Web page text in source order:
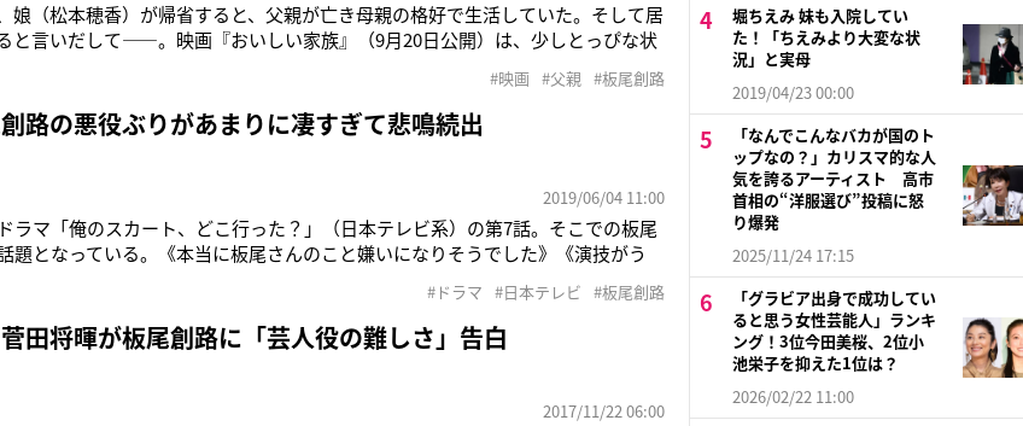
娘（松本穂香）が帰省すると、父親が亡き母親の格好で生活していた。そして居
と言いだして――。映画『おいしい家族』（9月20日公開）は、少しとっぴな状
が好きなんだろうなと思いましたね。ジェンダー的なことや性別を超えて、人と
ろうと思
#映画 #父親 #板尾創路
創路の悪役ぶりがあまりに凄すぎて悲鳴続出
2019/06/04 11:00
ラマ「俺のスカート、どこ行った？」（日本テレビ系）の第7話。そこでの板尾
題となっている。《本当に板尾さんのこと嫌いになりそうでした》《演技がう
続出しているのだ。ドラマで板尾は永瀬廉（20）に暴力をふるい続ける父親役
古田新太（
#ドラマ #日本テレビ #板尾創路
菅田将暉が板尾創路に「芸人役の難しさ」告白
2017/11/22 06:00
堀ちえみ 妹も入院してい
た！「ちえみより大変な状
況」と実母
2019/04/23 00:00
「なんでこんなバカが国のト
ップなの？」カリスマ的な人
気を誇るアーティスト 高市
首相の“洋服選び”投稿に怒
り爆発
2025/11/24 17:15
「グラビア出身で成功してい
ると思う女性芸能人」ランキ
ング！3位今田美桜、2位小
池栄子を抑えた1位は？
2026/02/22 11:00